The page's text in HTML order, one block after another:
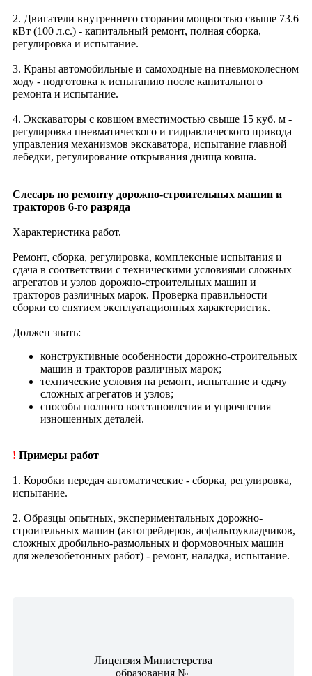
2. Двигатели внутреннего сгорания мощностью свыше 73.6
кВт (100 л.с.) - капитальный ремонт, полная сборка,
регулировка и испытание.
3. Краны автомобильные и самоходные на пневмоколесном
ходу - подготовка к испытанию после капитального
ремонта и испытание.
4. Экскаваторы с ковшом вместимостью свыше 15 куб. м -
регулировка пневматического и гидравлического привода
управления механизмов экскаватора, испытание главной
лебедки, регулирование открывания днища ковша.
Слесарь по ремонту дорожно-строительных машин и
тракторов 6-го разряда
Характеристика работ.
Ремонт, сборка, регулировка, комплексные испытания и
сдача в соответствии с техническими условиями сложных
агрегатов и узлов дорожно-строительных машин и
тракторов различных марок. Проверка правильности
сборки со снятием эксплуатационных характеристик.
Должен знать:
конструктивные особенности дорожно-строительных
машин и тракторов различных марок;
технические условия на ремонт, испытание и сдачу
сложных агрегатов и узлов;
способы полного восстановления и упрочнения
изношенных деталей.
! Примеры работ
1. Коробки передач автоматические - сборка, регулировка,
испытание.
2. Образцы опытных, экспериментальных дорожно-
строительных машин (автогрейдеров, асфальтоукладчиков,
сложных дробильно-размольных и формовочных машин
для железобетонных работ) - ремонт, наладка, испытание.
Лицензия Министерства
образования №